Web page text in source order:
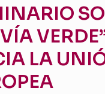
LA